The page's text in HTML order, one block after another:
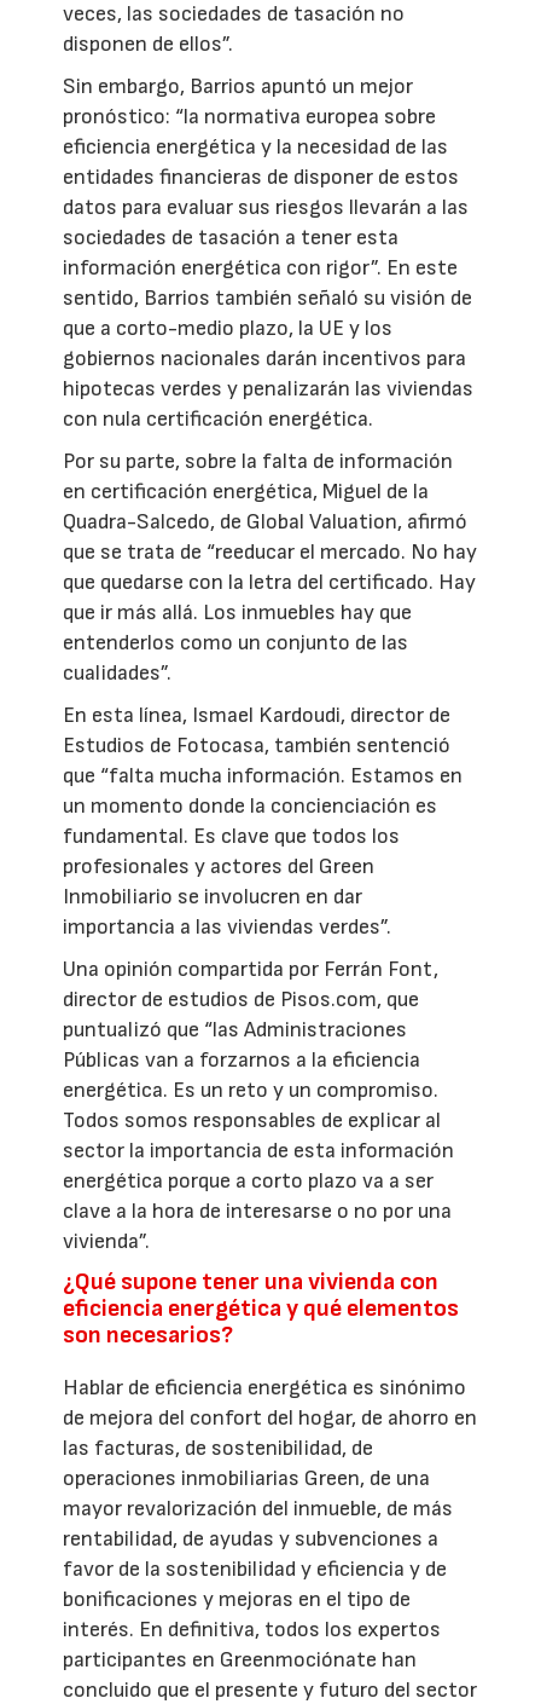
veces, las sociedades de tasación no
disponen de ellos”.
Sin embargo, Barrios apuntó un mejor
pronóstico: “la normativa europea sobre
eficiencia energética y la necesidad de las
entidades financieras de disponer de estos
datos para evaluar sus riesgos llevarán a las
sociedades de tasación a tener esta
información energética con rigor”. En este
sentido, Barrios también señaló su visión de
que a corto-medio plazo, la UE y los
gobiernos nacionales darán incentivos para
hipotecas verdes y penalizarán las viviendas
con nula certificación energética.
Por su parte, sobre la falta de información
en certificación energética, Miguel de la
Quadra-Salcedo, de Global Valuation, afirmó
que se trata de “reeducar el mercado. No hay
que quedarse con la letra del certificado. Hay
que ir más allá. Los inmuebles hay que
entenderlos como un conjunto de las
cualidades”.
En esta línea, Ismael Kardoudi, director de
Estudios de Fotocasa, también sentenció
que “falta mucha información. Estamos en
un momento donde la concienciación es
fundamental. Es clave que todos los
profesionales y actores del Green
Inmobiliario se involucren en dar
importancia a las viviendas verdes”.
Una opinión compartida por Ferrán Font,
director de estudios de Pisos.com, que
puntualizó que “las Administraciones
Públicas van a forzarnos a la eficiencia
energética. Es un reto y un compromiso.
Todos somos responsables de explicar al
sector la importancia de esta información
energética porque a corto plazo va a ser
clave a la hora de interesarse o no por una
vivienda”.
¿Qué supone tener una vivienda con
eficiencia energética y qué elementos
son necesarios?
Hablar de eficiencia energética es sinónimo
de mejora del confort del hogar, de ahorro en
las facturas, de sostenibilidad, de
operaciones inmobiliarias Green, de una
mayor revalorización del inmueble, de más
rentabilidad, de ayudas y subvenciones a
favor de la sostenibilidad y eficiencia y de
bonificaciones y mejoras en el tipo de
interés. En definitiva, todos los expertos
participantes en Greenmociónate han
concluido que el presente y futuro del sector